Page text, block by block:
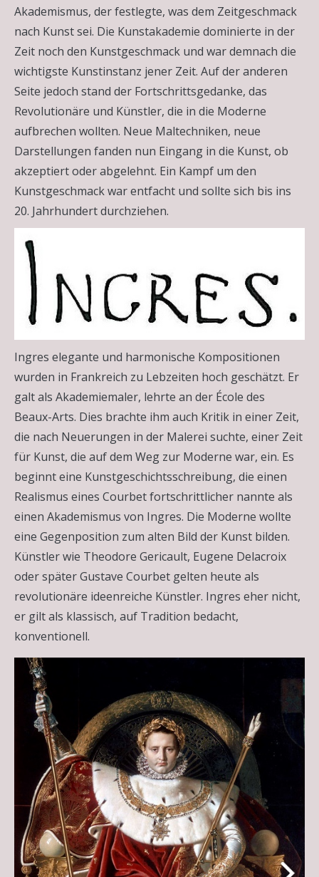
Akademismus, der festlegte, was dem Zeitgeschmack
nach Kunst sei. Die Kunstakademie dominierte in der
Zeit noch den Kunstgeschmack und war demnach die
wichtigste Kunstinstanz jener Zeit. Auf der anderen
Seite jedoch stand der Fortschrittsgedanke, das
Revolutionäre und Künstler, die in die Moderne
aufbrechen wollten. Neue Maltechniken, neue
Darstellungen fanden nun Eingang in die Kunst, ob
akzeptiert oder abgelehnt. Ein Kampf um den
Kunstgeschmack war entfacht und sollte sich bis ins
20. Jahrhundert durchziehen.
Ingres elegante und harmonische Kompositionen
wurden in Frankreich zu Lebzeiten hoch geschätzt. Er
galt als Akademiemaler, lehrte an der École des
Beaux-Arts. Dies brachte ihm auch Kritik in einer Zeit,
die nach Neuerungen in der Malerei suchte, einer Zeit
für Kunst, die auf dem Weg zur Moderne war, ein. Es
beginnt eine Kunstgeschichtsschreibung, die einen
Realismus eines Courbet fortschrittlicher nannte als
einen Akademismus von Ingres. Die Moderne wollte
eine Gegenposition zum alten Bild der Kunst bilden.
Künstler wie Theodore Gericault, Eugene Delacroix
oder später Gustave Courbet gelten heute als
revolutionäre ideenreiche Künstler. Ingres eher nicht,
er gilt als klassisch, auf Tradition bedacht,
konventionell.